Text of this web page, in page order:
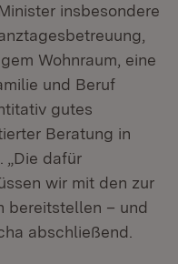
insbesondere
Wohnraum, eine
und Beruf
gutes
Beratung in
„Die dafür
wir mit den zur
bereitstellen – und
abschließend.